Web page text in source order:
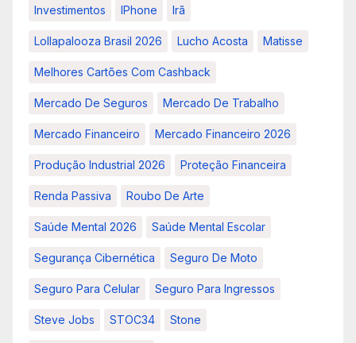
Investimentos IPhone Irã
Lollapalooza Brasil 2026 Lucho Acosta Matisse
Melhores Cartões Com Cashback
Mercado De Seguros Mercado De Trabalho
Mercado Financeiro Mercado Financeiro 2026
Produção Industrial 2026 Proteção Financeira
Renda Passiva Roubo De Arte
Saúde Mental 2026 Saúde Mental Escolar
Segurança Cibernética Seguro De Moto
Seguro Para Celular Seguro Para Ingressos
Steve Jobs STOC34 Stone